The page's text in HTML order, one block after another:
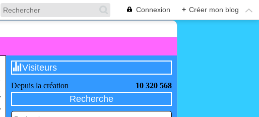
Connexion + Créer mon blog
Visiteurs
Depuis la création 10 320 568
Recherche